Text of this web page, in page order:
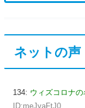
ネットの声
134: ウィズコロナ
ID:meJyaFtJ0